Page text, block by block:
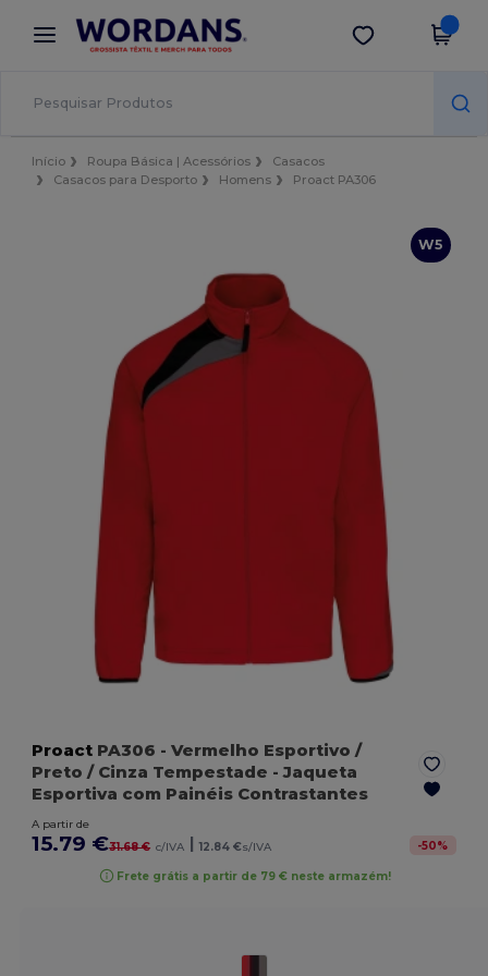
× App Wordans
Melhores preços na app!
Obter app
Início Roupa Básica | Acessórios
Casacos
Casacos para Desporto
Homens Proact PA306
W5
Proact PA306 - Vermelho Esportivo /
Preto / Cinza Tempestade - Jaqueta
Esportiva com Painéis Contrastantes
A partir de
15.79 €31.68 € c/IVA | 12.84 €s/IVA -50%
Frete grátis a partir de 79 € neste armazém!